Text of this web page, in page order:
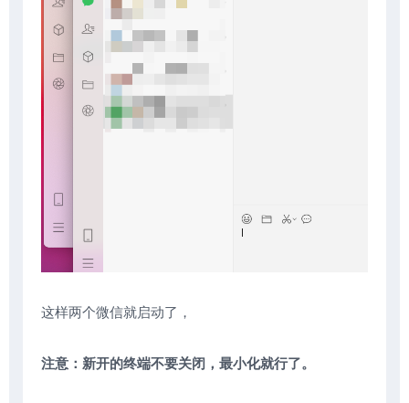
这样两个微信就启动了，
注意：新开的终端不要关闭，最小化就行了。